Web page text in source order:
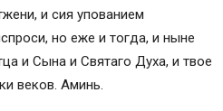
и сия упованием
но еже и тогда, и ныне
и Сына и Святаго Духа, и твое
веков. Аминь.